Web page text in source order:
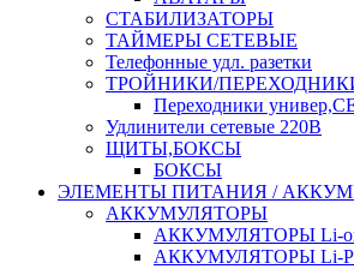
СТАБИЛИЗАТОРЫ
ТАЙМЕРЫ СЕТЕВЫЕ
Телефонные удл. разетки
ТРОЙНИКИ/
Переходники
Удлинители сетевые 220В
ЩИТЫ,БОКСЫ
БОКСЫ
ЭЛЕМЕНТЫ ПИТАНИЯ /
АККУМУЛЯТОРЫ
АККУМУЛЯТОРЫ Li-
АККУМУЛЯТОРЫ Li-